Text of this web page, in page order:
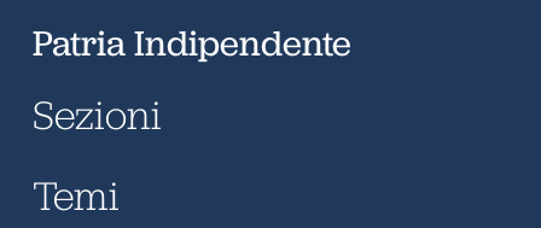
Patria Indipendente
Sezioni
Temi